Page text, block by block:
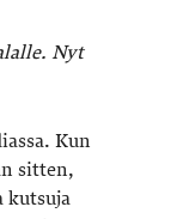
Nyt
Kun
sitten,
kutsuja